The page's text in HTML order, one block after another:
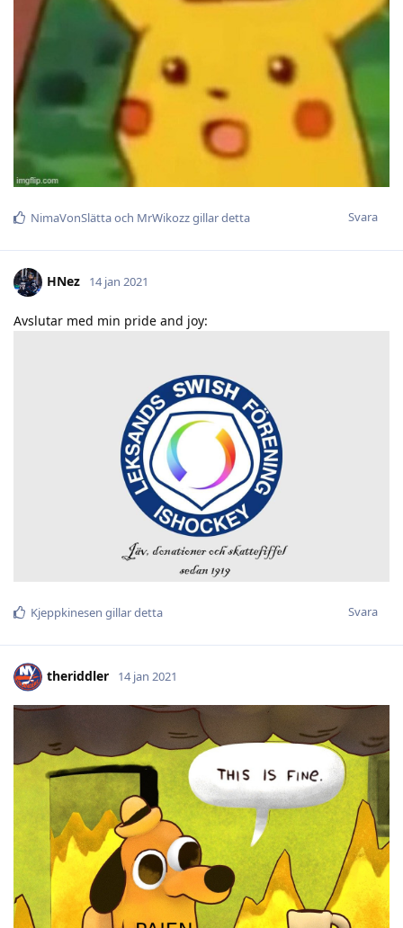
Svara
NimaVonSlättaoch MrWikozzgillar detta
HNez 14 jan 2021
Avslutar med min pride and joy:
Svara
Kjeppkinesen gillar detta
theriddler 14 jan 2021